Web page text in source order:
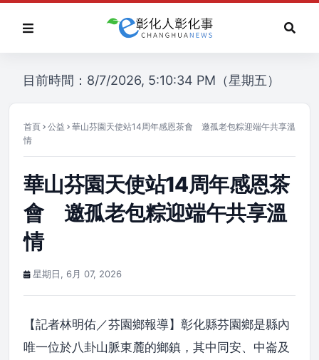
目前時間：8/7/2026, 5:10:34 PM（星期五）
首頁 公益
華山芬園天使站14周年感恩茶會 邀孤老包粽迎端午共享溫
情
華山芬園天使站14周年感恩茶
會 邀孤老包粽迎端午共享溫
情
星期日, 6月 07, 2026
【記者林明佑／芬園鄉報導】彰化縣芬園鄉是縣內
唯一位於八卦山脈東麓的鄉鎮，其中同安、中崙及